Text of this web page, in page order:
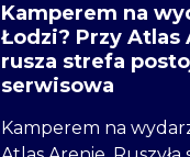
Kamperem na
Łodzi? Przy Atlas
rusza strefa
serwisowa
Kamperem na